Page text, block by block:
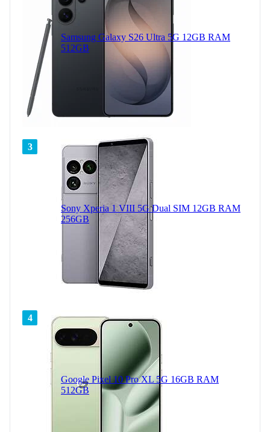
Samsung Galaxy S26 Ultra 5G 12GB RAM
512GB
3
Sony Xperia 1 VIII 5G Dual SIM 12GB RAM
256GB
4
Google Pixel 10 Pro XL 5G 16GB RAM
512GB